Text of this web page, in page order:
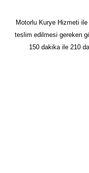
Motorlu Kurye Hizmeti
teslim edilmesi gereken
150 dakika ile 210